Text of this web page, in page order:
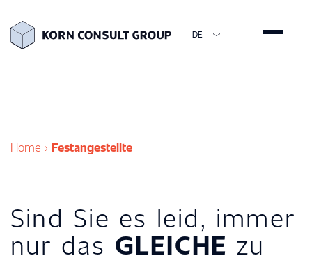
DE
Home › Festangestellte
Sind Sie es leid, immer
nur das GLEICHE zu